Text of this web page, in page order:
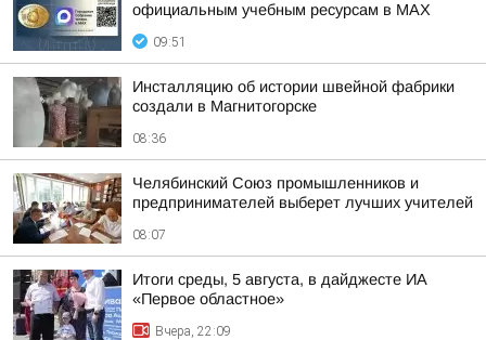
официальным учебным ресурсам в MAX
09:51
Инсталляцию об истории швейной фабрики
создали в Магнитогорске
08:36
Челябинский Союз промышленников и
предпринимателей выберет лучших учителей
08:07
Итоги среды, 5 августа, в дайджесте ИА
«Первое областное»
Вчера, 22:09